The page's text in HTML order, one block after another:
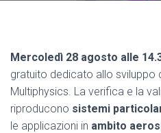
Mercoledì 28 agosto alle
gratuito dedicato allo sviluppo
Multiphysics. La verifica e la
riproducono sistemi
le applicazioni in ambito